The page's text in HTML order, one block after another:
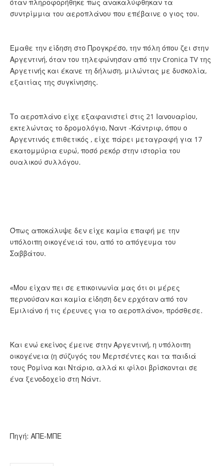
όταν πληροφορήθηκε πως ανακαλύφθηκαν τα
συντρίμμια του αεροπλάνου που επέβαινε ο γιος του.
Εμαθε την είδηση στο Προγκρέσο, την πόλη όπου ζει στην
Αργεντινή, όταν του τηλεφώνησαν από την Cronica TV της
Αργετινής και έκανε τη δήλωση, μιλώντας με δυσκολία,
εξαιτίας της συγκίνησης.
Το αεροπλάνο είχε εξαφανιστεί στις 21 Ιανουαρίου,
εκτελώντας το δρομολόγιο, Ναντ -Κάντριφ, όπου ο
Αργεντινός επιθετικός , είχε πάρει μεταγραφή για 17
εκατομμύρια ευρώ, ποσό ρεκόρ στην ιστορία του
ουαλικού συλλόγου.
Όπως αποκάλυψε δεν είχε καμία επαφή με την
υπόλοιπη οικογένειά του, από το απόγευμα του
Σαββάτου.
«Μου είχαν πει σε επικοινωνία μας ότι οι μέρες
περνούσαν και καμία είδηση δεν ερχόταν από τον
Εμιλιάνο ή τις έρευνες για το αεροπλάνο», πρόσθεσε.
Και ενώ εκείνος έμεινε στην Αργεντινή, η υπόλοιπη
οικογένεια (η σύζυγός του Μερτσέντες και τα παιδιά
τους Ρομίνα και Ντάριο, αλλά κι φίλοι βρίσκονται σε
ένα ξενοδοχείο στη Νάντ.
Πηγή: ΑΠΕ-ΜΠΕ